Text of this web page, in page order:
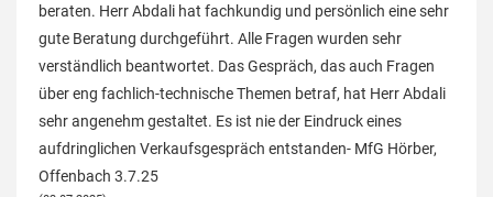
beraten. Herr Abdali hat fachkundig und persönlich eine sehr
gute Beratung durchgeführt. Alle Fragen wurden sehr
verständlich beantwortet. Das Gespräch, das auch Fragen
über eng fachlich-technische Themen betraf, hat Herr Abdali
sehr angenehm gestaltet. Es ist nie der Eindruck eines
aufdringlichen Verkaufsgespräch entstanden- MfG Hörber,
Offenbach 3.7.25